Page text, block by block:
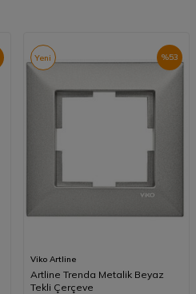
%53
Yeni
Viko Artline
Artline Trenda Metalik Beyaz
Tekli Çerçeve